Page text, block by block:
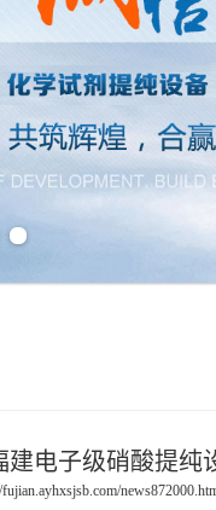
建电子级硝酸提纯